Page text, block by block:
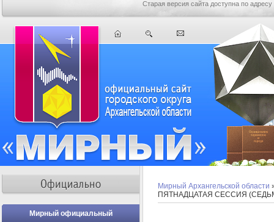
Старая версия сайта доступна по адресу
Мирный официальный
Мирный Архангельской области
ПЯТНАДЦАТАЯ СЕССИЯ